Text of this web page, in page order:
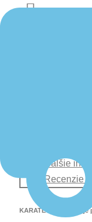
Ďalšie
Recenzie (0)
KARATE ZEON 5 CS